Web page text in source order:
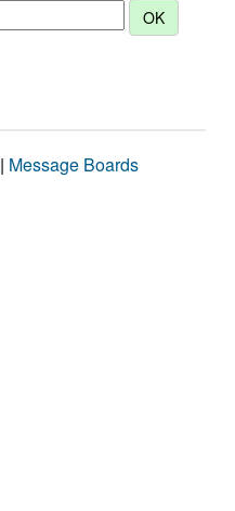
| Message Boards